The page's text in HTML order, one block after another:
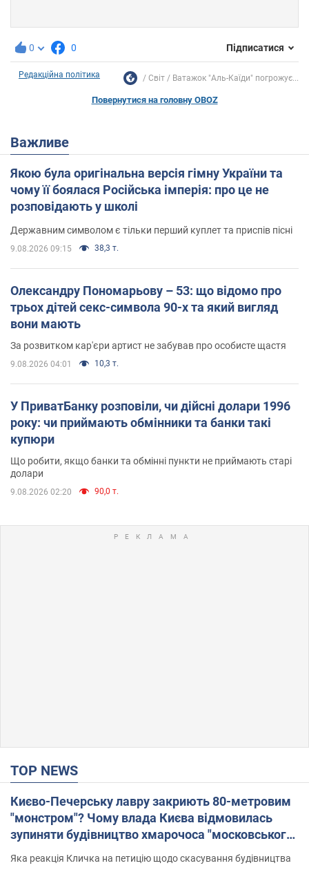
0 0 Підписатися
Редакційна політика Світ Ватажок "Аль-Каїди" погрожує...
Повернутися на головну OBOZ
Важливе
Якою була оригінальна версія гімну України та
чому її боялася Російська імперія: про це не
розповідають у школі
Державним символом є тільки перший куплет та приспів пісні
9.08.2026 09:15 38,3 т.
Олександру Пономарьову – 53: що відомо про
трьох дітей секс-символа 90-х та який вигляд
вони мають
За розвитком кар'єри артист не забував про особисте щастя
9.08.2026 04:01 10,3 т.
У ПриватБанку розповіли, чи дійсні долари 1996
року: чи приймають обмінники та банки такі
купюри
Що робити, якщо банки та обмінні пункти не приймають старі
долари
9.08.2026 02:20 90,0 т.
TOP NEWS
Києво-Печерську лавру закриють 80-метровим
"монстром"? Чому влада Києва відмовилась
зупиняти будівництво хмарочоса "московського
вірянина"
Яка реакція Кличка на петицію щодо скасування будівництва